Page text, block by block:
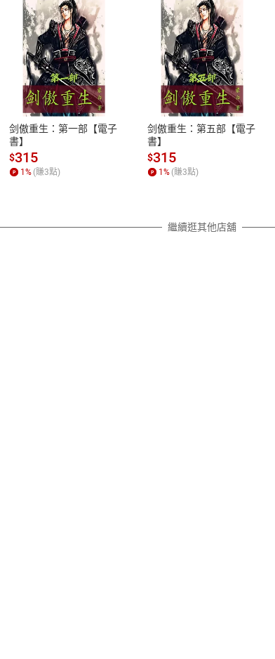
PAY、AFTEE
退換貨規範
本店是否提供消費者保護法七日猶
之權利，遽消費者保護法及通訊交
除權合理例外情事適用準則，依商
質各有不同規定。詳細退換貨說明
照各商品說明。
剑傲重生：第一部【電子
書】
$315
1 % (賺3點)
剑傲重生：第五部【電子
書】
$315
1 % (賺3點)
繼續逛其他店舖